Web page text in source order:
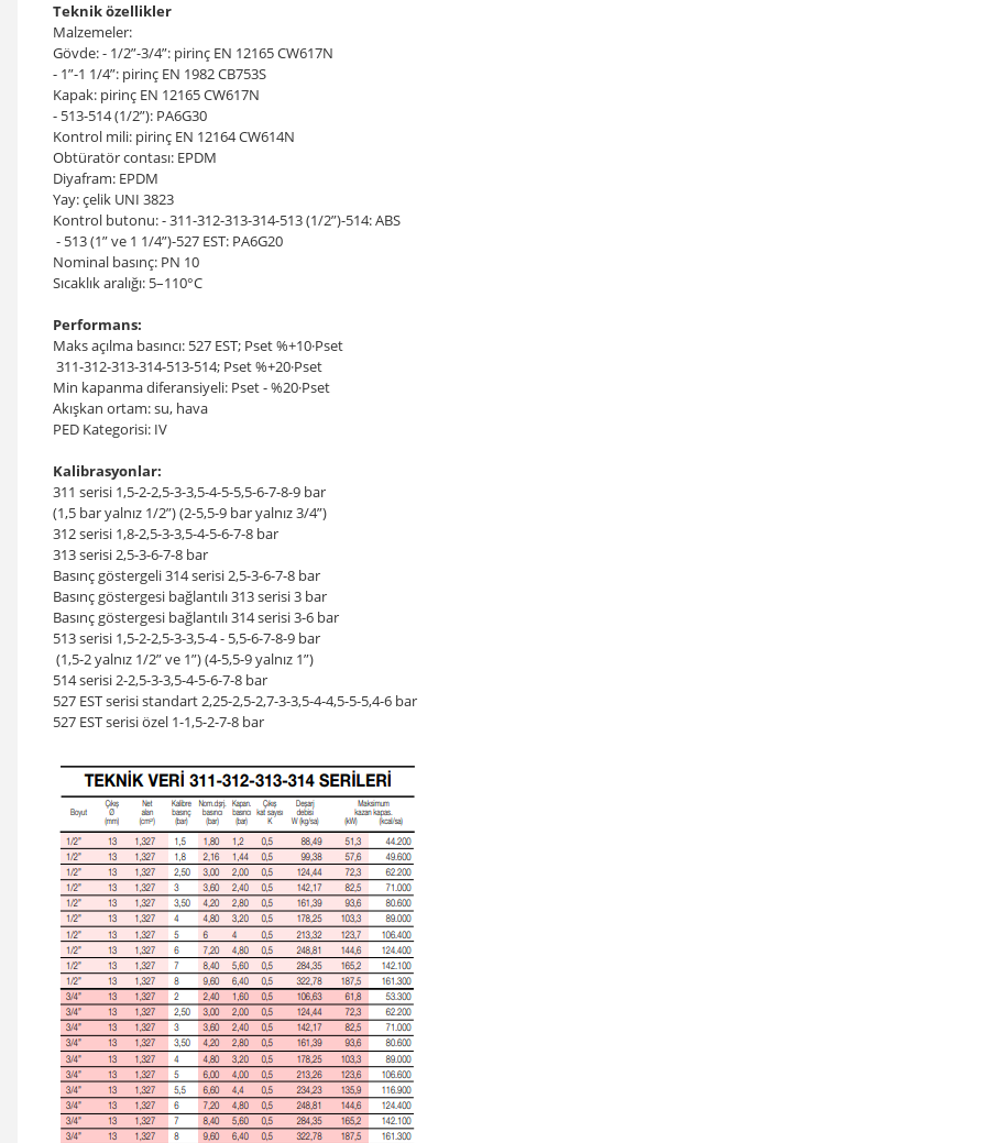
Teknik özellikler
Malzemeler:
Gövde: - 1/2”-3/4”: pirinç EN 12165 CW617N
- 1”-1 1/4”: pirinç EN 1982 CB753S
Kapak: pirinç EN 12165 CW617N
- 513-514 (1/2”): PA6G30
Kontrol mili: pirinç EN 12164 CW614N
Obtüratör contası: EPDM
Diyafram: EPDM
Yay: çelik UNI 3823
Kontrol butonu: - 311-312-313-314-513 (1/2”)-514: ABS
- 513 (1” ve 1 1/4”)-527 EST: PA6G20
Nominal basınç: PN 10
Sıcaklık aralığı: 5–110°C
Performans:
Maks açılma basıncı: 527 EST; Pset %+10·Pset
311-312-313-314-513-514; Pset %+20·Pset
Min kapanma diferansiyeli: Pset - %20·Pset
Akışkan ortam: su, hava
PED Kategorisi: IV
Kalibrasyonlar:
311 serisi 1,5-2-2,5-3-3,5-4-5-5,5-6-7-8-9 bar
(1,5 bar yalnız 1/2”) (2-5,5-9 bar yalnız 3/4”)
312 serisi 1,8-2,5-3-3,5-4-5-6-7-8 bar
313 serisi 2,5-3-6-7-8 bar
Basınç göstergeli 314 serisi 2,5-3-6-7-8 bar
Basınç göstergesi bağlantılı 313 serisi 3 bar
Basınç göstergesi bağlantılı 314 serisi 3-6 bar
513 serisi 1,5-2-2,5-3-3,5-4 - 5,5-6-7-8-9 bar
(1,5-2 yalnız 1/2” ve 1”) (4-5,5-9 yalnız 1”)
514 serisi 2-2,5-3-3,5-4-5-6-7-8 bar
527 EST serisi standart 2,25-2,5-2,7-3-3,5-4-4,5-5-5,4-6 bar
527 EST serisi özel 1-1,5-2-7-8 bar